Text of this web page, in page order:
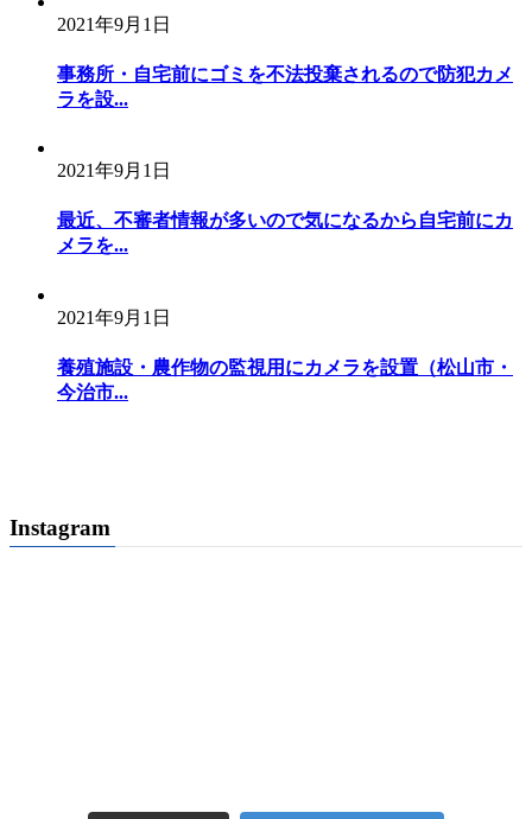
2021年9月1日
事務所・自宅前にゴミを不法投棄されるので防犯カメ
ラを設...
2021年9月1日
最近、不審者情報が多いので気になるから自宅前にカ
メラを...
2021年9月1日
養殖施設・農作物の監視用にカメラを設置（松山市・
今治市...
Instagram